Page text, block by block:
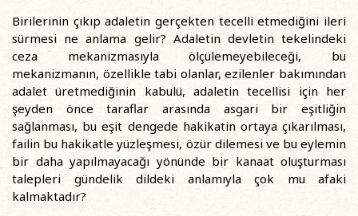
Birilerinin çıkıp adaletin gerçekten tecelli etmediğini ileri
sürmesi ne anlama gelir? Adaletin devletin tekelindeki
ceza mekanizmasıyla ölçülemeyebileceği, bu
mekanizmanın, özellikle tabi olanlar, ezilenler bakımından
adalet üretmediğinin kabulü, adaletin tecellisi için her
şeyden önce taraflar arasında asgari bir eşitliğin
sağlanması, bu eşit dengede hakikatin ortaya çıkarılması,
failin bu hakikatle yüzleşmesi, özür dilemesi ve bu eylemin
bir daha yapılmayacağı yönünde bir kanaat oluşturması
talepleri gündelik dildeki anlamıyla çok mu afaki
kalmaktadır?